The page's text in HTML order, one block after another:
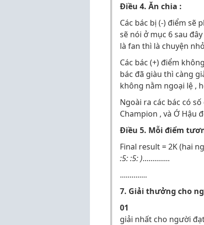
Điều 4. Ăn chia :
Các bác bị (-) điểm sẽ
sẽ nói ở mục 6 sau
là fan thì là chuyện
Các bác (+) điểm
bác đã giàu thì càng
không nằm ngoại lệ ,
Ngoài ra các bác có
Champion , và Ớ Hậu
Điều 5. Mỗi điểm
Final result = 2K (hai
:5: :5: )..............
..............
7. Giải thưởng cho
01
giải nhất cho người